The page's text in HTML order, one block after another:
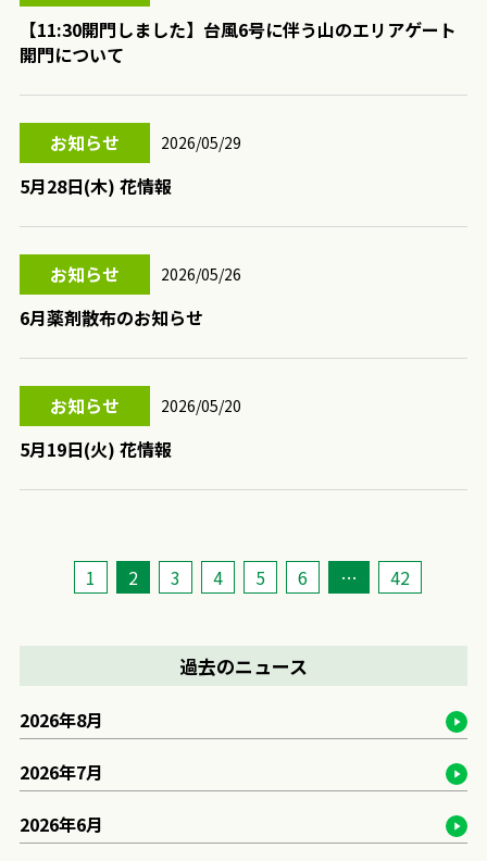
【11:30開門しました】台風6号に伴う山のエリアゲート
開門について
お知らせ 2026/05/29
5月28日(木) 花情報
お知らせ 2026/05/26
6月薬剤散布のお知らせ
お知らせ 2026/05/20
5月19日(火) 花情報
1 2 3 4 5 6 … 42
過去のニュース
2026年8月
2026年7月
2026年6月